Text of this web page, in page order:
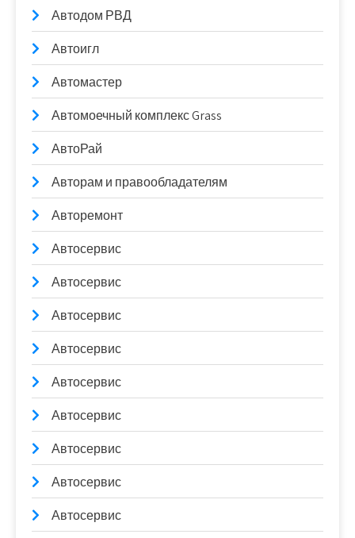
Автодом РВД
Автоигл
Автомастер
Автомоечный комплекс Grass
АвтоРай
Авторам и правообладателям
Авторемонт
Автосервис
Автосервис
Автосервис
Автосервис
Автосервис
Автосервис
Автосервис
Автосервис
Автосервис